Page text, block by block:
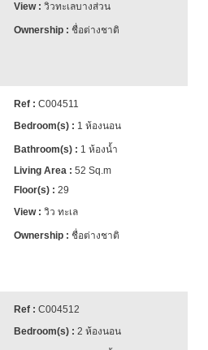
วิวทะเลบางส่วน
ชื่อต่างชาติ
C004511
1 ห้องนอน
1 ห้องน้ำ
52 Sq.m
29
วิว ทะเล
ชื่อต่างชาติ
C004512
2 ห้องนอน